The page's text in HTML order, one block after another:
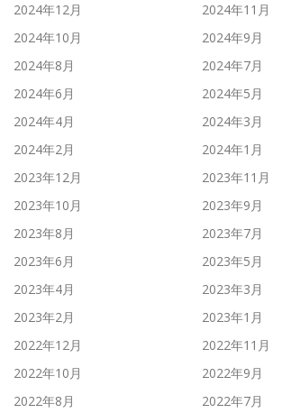
2024年12月
2024年11月
2024年10月
2024年9月
2024年8月
2024年7月
2024年6月
2024年5月
2024年4月
2024年3月
2024年2月
2024年1月
2023年12月
2023年11月
2023年10月
2023年9月
2023年8月
2023年7月
2023年6月
2023年5月
2023年4月
2023年3月
2023年2月
2023年1月
2022年12月
2022年11月
2022年10月
2022年9月
2022年8月
2022年7月